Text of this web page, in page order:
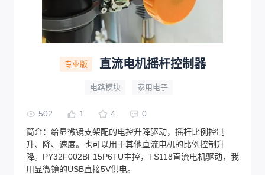
专业版 直流电机摇杆控制器
电路模块 家用电子
502 1 4
0
简介： 给显微镜支架配的电控升降驱动，摇杆比例控制
升、降、速度。也可以用于其他直流电机的比例控制升
降。PY32F002BF15P6TU主控，TS118直流电机驱动，我
用显微镜的USB直接5V供电。